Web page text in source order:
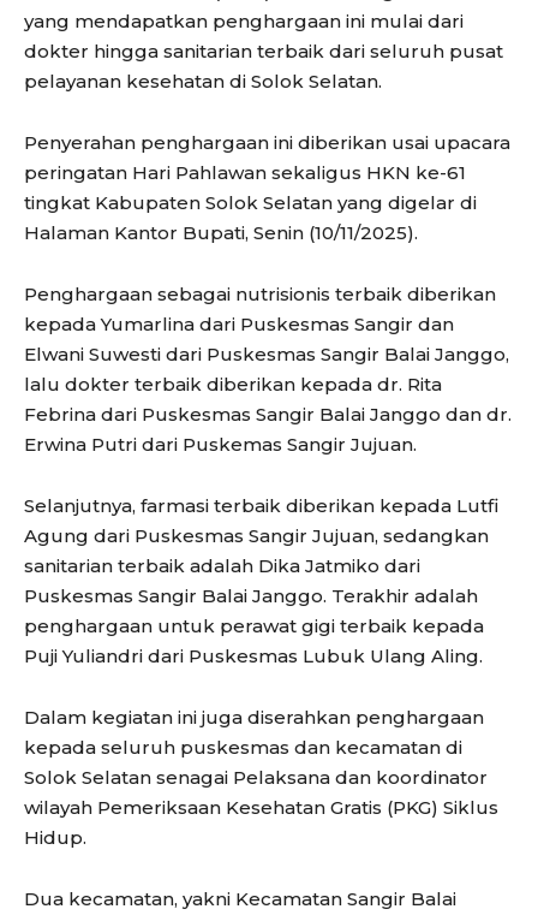
yang mendapatkan penghargaan ini mulai dari
dokter hingga sanitarian terbaik dari seluruh pusat
pelayanan kesehatan di Solok Selatan.
Penyerahan penghargaan ini diberikan usai upacara
peringatan Hari Pahlawan sekaligus HKN ke-61
tingkat Kabupaten Solok Selatan yang digelar di
Halaman Kantor Bupati, Senin (10/11/2025).
Penghargaan sebagai nutrisionis terbaik diberikan
kepada Yumarlina dari Puskesmas Sangir dan
Elwani Suwesti dari Puskesmas Sangir Balai Janggo,
lalu dokter terbaik diberikan kepada dr. Rita
Febrina dari Puskesmas Sangir Balai Janggo dan dr.
Erwina Putri dari Puskemas Sangir Jujuan.
Selanjutnya, farmasi terbaik diberikan kepada Lutfi
Agung dari Puskesmas Sangir Jujuan, sedangkan
sanitarian terbaik adalah Dika Jatmiko dari
Puskesmas Sangir Balai Janggo. Terakhir adalah
penghargaan untuk perawat gigi terbaik kepada
Puji Yuliandri dari Puskesmas Lubuk Ulang Aling.
Dalam kegiatan ini juga diserahkan penghargaan
kepada seluruh puskesmas dan kecamatan di
Solok Selatan senagai Pelaksana dan koordinator
wilayah Pemeriksaan Kesehatan Gratis (PKG) Siklus
Hidup.
Dua kecamatan, yakni Kecamatan Sangir Balai